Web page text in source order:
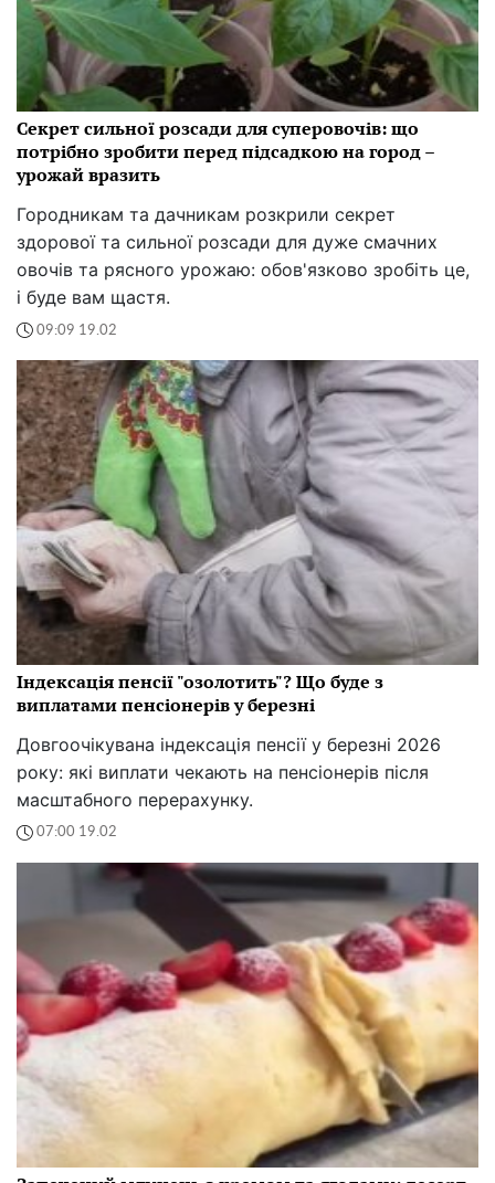
Секрет сильної розсади для суперовочів: що
потрібно зробити перед підсадкою на город –
урожай вразить
Городникам та дачникам розкрили секрет
здорової та сильної розсади для дуже смачних
овочів та рясного урожаю: обов'язково зробіть це,
і буде вам щастя.
09:09 19.02
Індексація пенсії "озолотить"? Що буде з
виплатами пенсіонерів у березні
Довгоочікувана індексація пенсії у березні 2026
року: які виплати чекають на пенсіонерів після
масштабного перерахунку.
07:00 19.02